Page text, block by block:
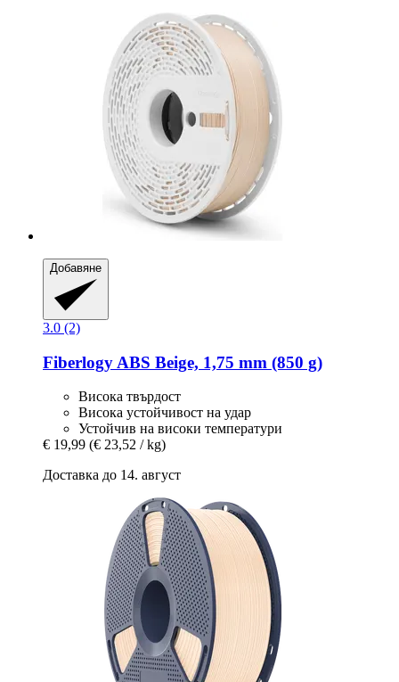
Добавяне
3.0 (2)
Fiberlogy ABS Beige, 1,75 mm (850 g)
Висока твърдост
Висока устойчивост на удар
Устойчив на високи температури
€ 19,99 (€ 23,52 / kg)
Доставка до 14. август